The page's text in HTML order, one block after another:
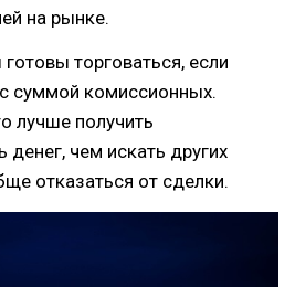
на рынке.
торговаться, если
суммой комиссионных.
лучше получить
денег, чем искать других
отказаться от сделки.